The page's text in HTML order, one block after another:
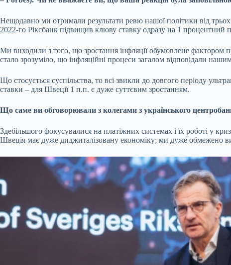
Нещодавно ми отримали результати ревю нашої політики від
2022-го Ріксбанк підвищив клюву ставку одразу на 1 процентний
Ми виходили з того, що зростання інфляції обумовлене фактором
стало зрозуміло, що інфляційні процеси загалом відповідали
Що стосується суспільства, то всі звикли до довгого періоду
ставки – для Швеції 1 п.п. є дуже суттєвим зростанням.
Що саме ви обговорювали з колегами з українського
Здебільшого фокусувалися на платіжних системах і їх роботі у
Швеція має дуже диджиталізовану економіку; ми дуже обмежено